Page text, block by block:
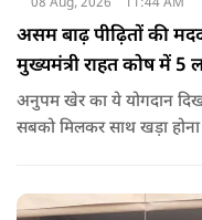
असम बाढ़ पीढ़ितों की
मुख्यमंत्री राहत कोष में 5
अनुपम खेर का ये योगदान
सबको मिलकर साथ खड़ा
मदद के लिए उनके द्वारा